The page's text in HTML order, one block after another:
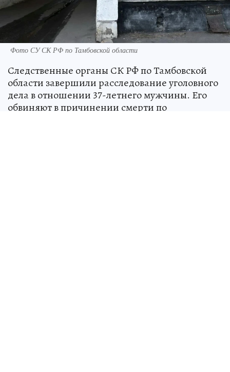
Фото СУ СК РФ по Тамбовской области
Следственные органы СК РФ по Тамбовской
области завершили расследование уголовного
дела в отношении 37-летнего мужчины. Его
обвиняют в причинении смерти по